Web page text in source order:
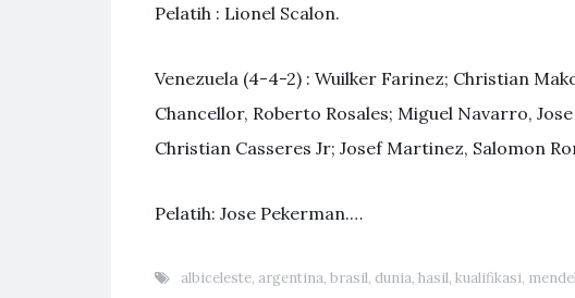
Pelatih : Lionel Scalon.
Venezuela (4-4-2) : Wuilker Farinez; Christian
Chancellor, Roberto Rosales; Miguel Navarro,
Christian Casseres Jr; Josef Martinez, Salomon
Pelatih: Jose Pekerman.…
albiceleste, argentina, brasil, dunia, hasil, kualifikasi,